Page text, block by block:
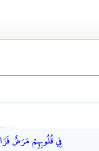
فِي قُلُوبِهِمْ مَرَضٌ